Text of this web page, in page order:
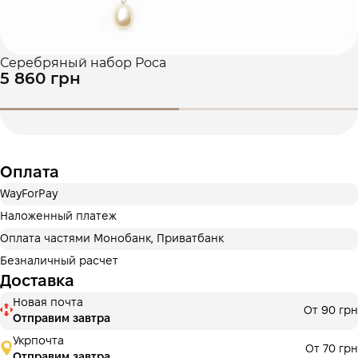
Серебряный набор Роса
5 860 грн
Оплата
WayForPay
Наложенный платеж
Оплата частями Монобанк, Приватбанк
Безналичный расчет
Доставка
Новая почта
Отправим завтра
От 90 грн
Укрпочта
От 70 грн